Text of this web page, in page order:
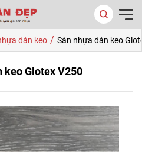
dán keo / Sàn nhựa dán keo
keo Glotex V250